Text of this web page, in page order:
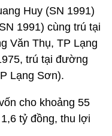
Huy (SN 1991)
1991) cùng trú tại
Văn Thụ, TP Lạng
trú tại đường
Lạng Sơn).
cho khoảng 55
tỷ đồng, thu lợi